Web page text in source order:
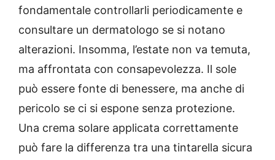
fondamentale controllarli periodicamente e
consultare un dermatologo se si notano
alterazioni. Insomma, l’estate non va temuta,
ma affrontata con consapevolezza. Il sole
può essere fonte di benessere, ma anche di
pericolo se ci si espone senza protezione.
Una crema solare applicata correttamente
può fare la differenza tra una tintarella sicura